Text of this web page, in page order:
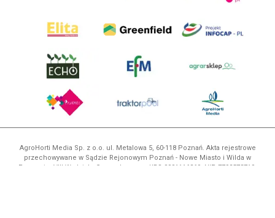
AgroHorti Media Sp. z o.o. ul. Metalowa 5, 60-118 Poznań. Akta rejestrowe
przechowywane w Sądzie Rejonowym Poznań - Nowe Miasto i Wilda w
Poznaniu, VIII Wydziale Gospodarczym, KRS 0001116269, NIP 7792573719,